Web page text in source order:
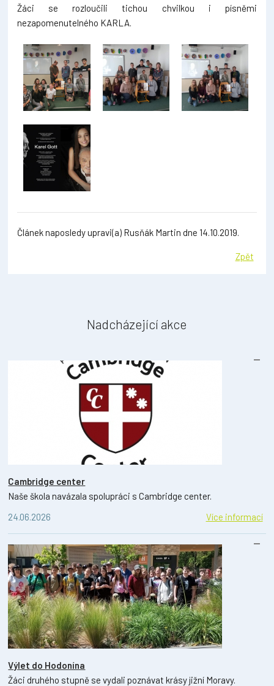
Žáci se rozloučili tichou chvilkou i písněmi
nezapomenutelného KARLA.
Článek naposledy upravi(a) Rusňák Martin dne 14.10.2019.
Zpět
Nadcházející akce
Cambridge center
Naše škola navázala spolupráci s Cambridge center.
24.06.2026
Více informací
Výlet do Hodonína
Žáci druhého stupně se vydali poznávat krásy jižní Moravy.